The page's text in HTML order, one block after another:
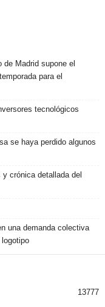
Madrid supone el
para el
tecnológicos
se haya perdido algunos
crónica detallada del
una demanda colectiva
13777